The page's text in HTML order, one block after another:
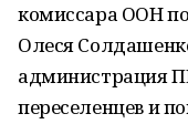
комиссара ООН
Олеся
администрация
переселенцев и